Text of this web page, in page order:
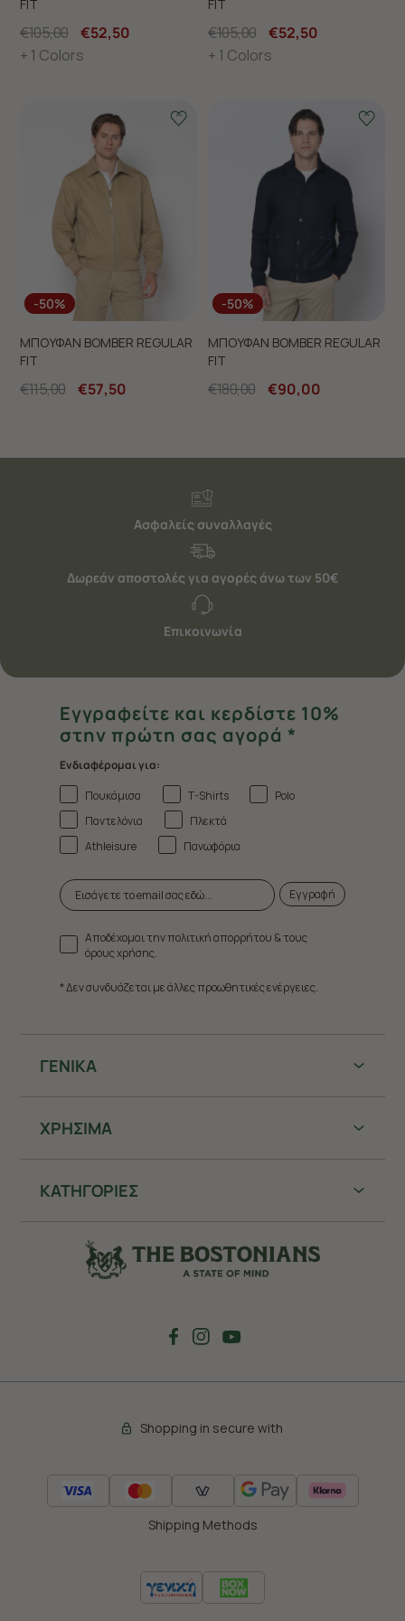
FIT
€105,00
€52,50
+ 1 Colors
FIT
€105,00
€52,50
+ 1 Colors
-50%
ΜΠΟΥΦΑΝ BOMBER REGULAR
FIT
€115,00 €57,50
-50%
ΜΠΟΥΦΑΝ BOMBER REGULAR
FIT
€180,00 €90,00
Ασφαλείς συναλλαγές
Δωρεάν αποστολές για αγορές άνω των 50€
Επικοινωνία
ΓΕΝΙΚΑ
ΧΡHΣΙΜΑ
ΚΑΤΗΓΟΡΙΕΣ
Εγγραφείτε και κερδίστε 10%
στην πρώτη σας αγορά *
Ενδιαφέρομαι για:
Πουκάμισα
T-Shirts
Polo
Παντελόνια
Πλεκτά
Athleisure
Πανωφόρια
Εγγραφή
Αποδέχομαι την πολιτική απορρήτου & τους
όρους χρήσης.
* Δεν συνδυάζεται με άλλες προωθητικές ενέργειες.
Shopping in secure with
Shipping Methods